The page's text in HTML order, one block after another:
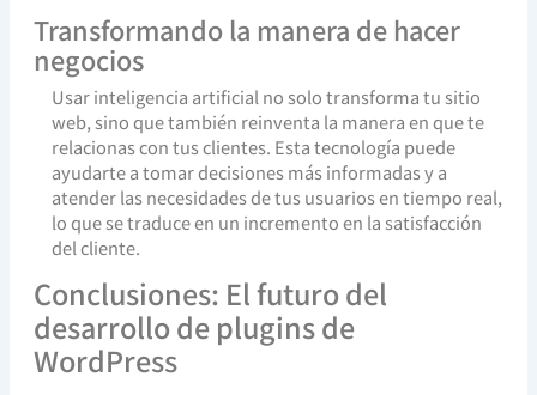
Transformando la manera de hacer
negocios
Usar inteligencia artificial no solo transforma tu sitio
web, sino que también reinventa la manera en que te
relacionas con tus clientes. Esta tecnología puede
ayudarte a tomar decisiones más informadas y a
atender las necesidades de tus usuarios en tiempo real,
lo que se traduce en un incremento en la satisfacción
del cliente.
Conclusiones: El futuro del
desarrollo de plugins de
WordPress